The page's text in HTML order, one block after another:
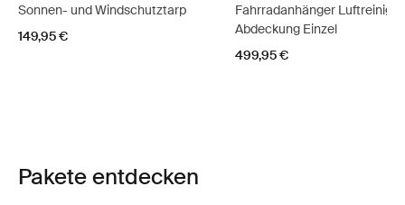
Sonnen- und Windschutztarp
149,95 €
Fahrradanhänger Luftreiniger
Abdeckung Einzel
499,95 €
Pakete entdecken